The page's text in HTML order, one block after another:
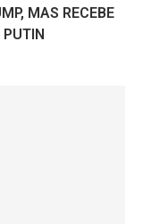
MAS RECEBE
PUTIN